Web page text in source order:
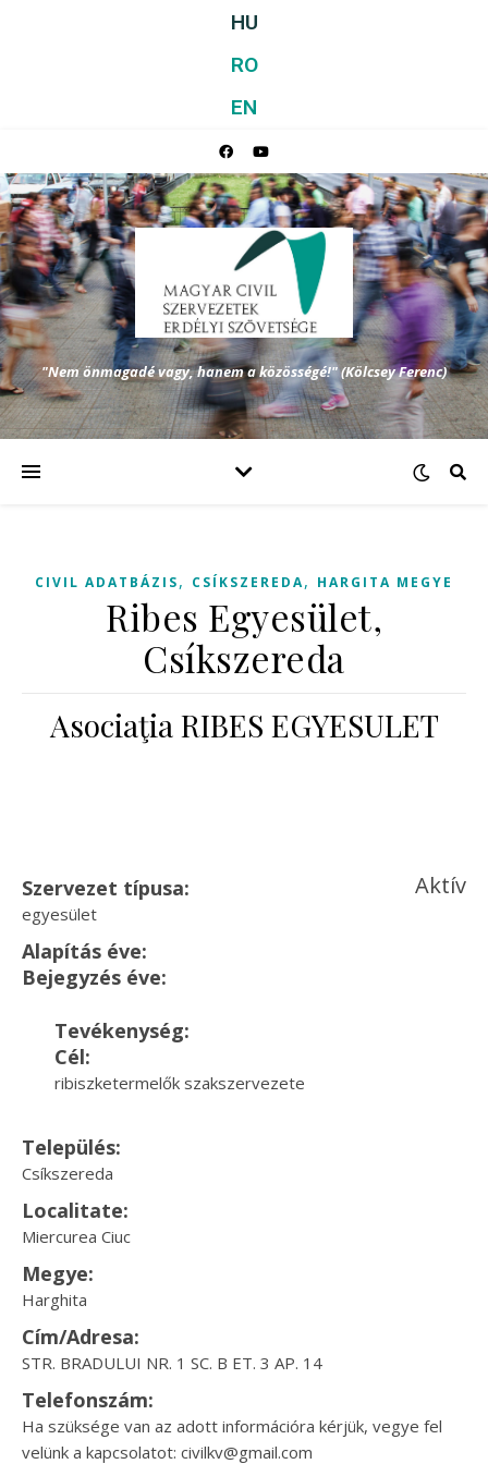
HU
RO
EN
"Nem önmagadé vagy, hanem a közösségé!" (Kölcsey Ferenc)
CIVIL ADATBÁZIS, CSÍKSZEREDA, HARGITA MEGYE
Ribes Egyesület,
Csíkszereda
Asociaţia RIBES EGYESULET
Szervezet típusa:
egyesület
Aktív
Alapítás éve:
Bejegyzés éve:
Tevékenység:
Cél:
ribiszketermelők szakszervezete
Település:
Csíkszereda
Localitate:
Miercurea Ciuc
Megye:
Harghita
Cím/Adresa:
STR. BRADULUI NR. 1 SC. B ET. 3 AP. 14
Telefonszám:
Ha szüksége van az adott információra kérjük, vegye fel
velünk a kapcsolatot: civilkv@gmail.com